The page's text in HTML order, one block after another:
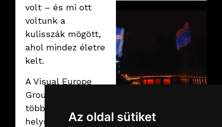
Az oldal sütiket
volt – és mi ott
voltunk a
kulisszák mögött,
ahol mindez életre
kelt.
A Visual Europe
Group csapata
több ikonikus
helyszín látvány-
drónshow